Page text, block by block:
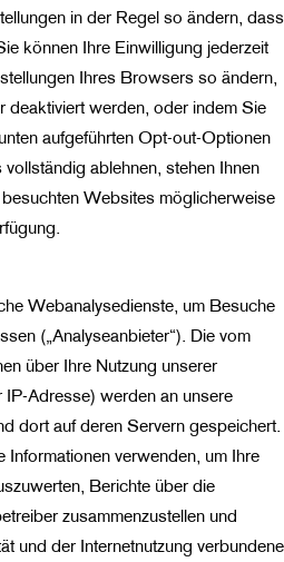
in der Regel so ändern, dass
können Ihre Einwilligung jederzeit
Ihres Browsers so ändern,
werden, oder indem Sie
aufgeführten Opt-out-Optionen
ablehnen, stehen Ihnen
Websites möglicherweise
Webanalysedienste, um Besuche
(„Analyseanbieter“). Die vom
über Ihre Nutzung unserer
Adresse) werden an unsere
dort auf deren Servern gespeichert.
Informationen verwenden, um Ihre
Berichte über die
zusammenzustellen und
und der Internetnutzung verbundene